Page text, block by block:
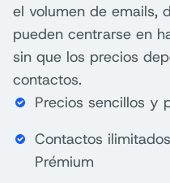
el volumen de emails,
pueden centrarse en
sin que los precios
contactos.
Precios sencillos y
Contactos
Prémium